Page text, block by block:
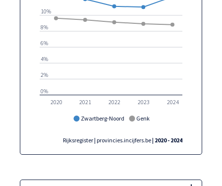
Zwartberg-Noord Genk
2020 2021 2022 2023 2024
0%
2%
4%
6%
8%
10%
Rijksregister | provincies.incijfers.be| 2020 - 2024